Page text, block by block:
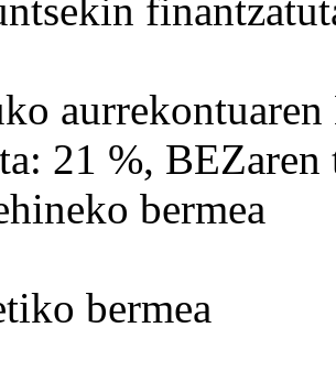
21 %, BEZaren
bermea
bermea